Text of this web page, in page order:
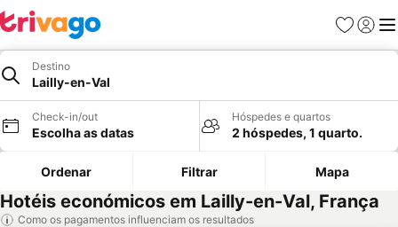
Favoritos
Iniciar
Destino
Lailly-en-Val
Check-in/out
Escolha as datas
Hóspedes e quartos
2 hóspedes, 1 quarto.
Ordenar Filtrar Mapa
Hotéis económicos em Lailly-en-Val, França
Como os pagamentos influenciam os resultados